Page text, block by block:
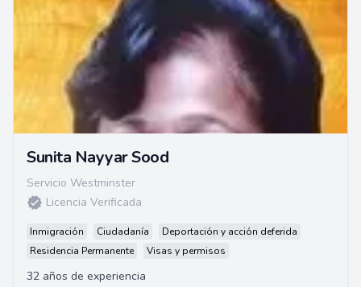
Sunita Nayyar Sood
Servicio Westminster
Licencia Verificada
Inmigración Ciudadanía
Deportación y acción deferida
Residencia Permanente
Visas y permisos
32 años de experiencia